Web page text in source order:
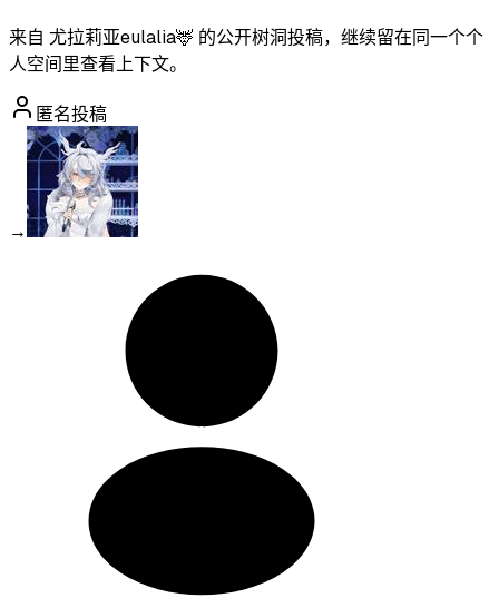
来自 尤拉莉亚eulalia🦌 的公开树洞投稿，继续留在同一个个
人空间里查看上下文。
匿名投稿
→